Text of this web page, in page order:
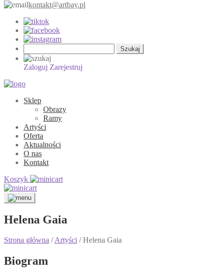
kontakt@artbay.pl
Zaloguj Zarejestruj
Sklep
Obrazy
Ramy
Artyści
Oferta
Aktualności
O nas
Kontakt
Koszyk
Helena Gaia
Strona główna /Artyści / Helena Gaia
Biogram